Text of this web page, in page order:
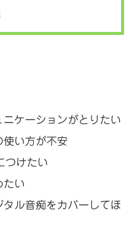
ケーションがとりたい
使い方が不安
つけたい
たい
ル音痴をカバーしてほ